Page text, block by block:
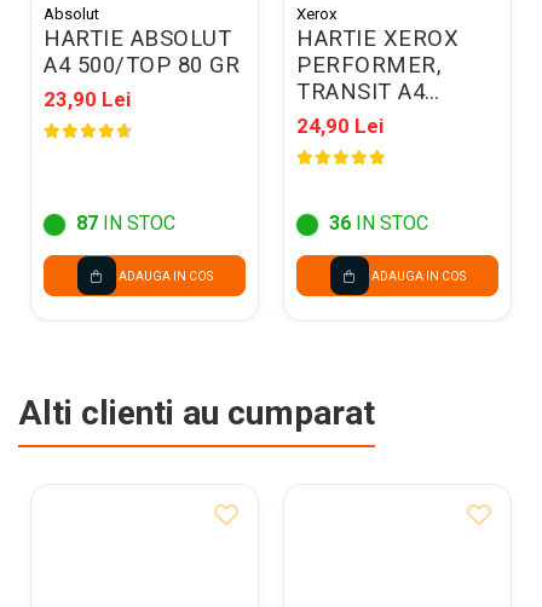
Absolut
HARTIE ABSOLUT
A4 500/TOP 80 GR
23,90 Lei
87 IN STOC
ADAUGA IN COS
Xerox
HARTIE XEROX
PERFORMER,
TRANSIT A4
500COLI/TOP 80G
003R90649
24,90 Lei
36 IN STOC
ADAUGA IN COS
Alti clienti au cumparat